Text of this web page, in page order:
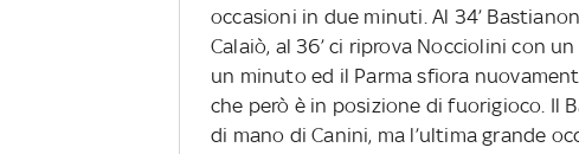
occasioni in due minuti. Al 34’
Calaiò, al 36’ ci riprova Nocciolini con
un minuto ed il Parma sfiora
che però è in posizione di fuorigioco. Il
di mano di Canini, ma l’ultima grande